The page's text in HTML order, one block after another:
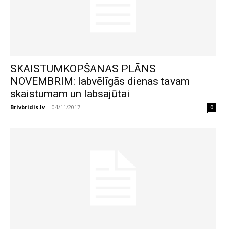
SKAISTUMKOPŠANAS PLĀNS
NOVEMBRIM: labvēlīgās dienas tavam
skaistumam un labsajūtai
Brivbridis.lv - 04/11/2017 0